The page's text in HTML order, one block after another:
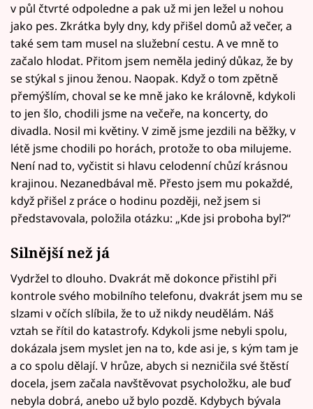
v půl čtvrté odpoledne a pak už mi jen ležel u nohou
jako pes. Zkrátka byly dny, kdy přišel domů až večer, a
také sem tam musel na služební cestu. A ve mně to
začalo hlodat. Přitom jsem neměla jediný důkaz, že by
se stýkal s jinou ženou. Naopak. Když o tom zpětně
přemýšlím, choval se ke mně jako ke královně, kdykoli
to jen šlo, chodili jsme na večeře, na koncerty, do
divadla. Nosil mi květiny. V zimě jsme jezdili na běžky, v
létě jsme chodili po horách, protože to oba milujeme.
Není nad to, vyčistit si hlavu celodenní chůzí krásnou
krajinou. Nezanedbával mě. Přesto jsem mu pokaždé,
když přišel z práce o hodinu později, než jsem si
představovala, položila otázku: „Kde jsi proboha byl?“
Silnější než já
Vydržel to dlouho. Dvakrát mě dokonce přistihl při
kontrole svého mobilního telefonu, dvakrát jsem mu se
slzami v očích slíbila, že to už nikdy neudělám. Náš
vztah se řítil do katastrofy. Kdykoli jsme nebyli spolu,
dokázala jsem myslet jen na to, kde asi je, s kým tam je
a co spolu dělají. V hrůze, abych si nezničila své štěstí
docela, jsem začala navštěvovat psycholožku, ale buď
nebyla dobrá, anebo už bylo pozdě. Kdybych bývala